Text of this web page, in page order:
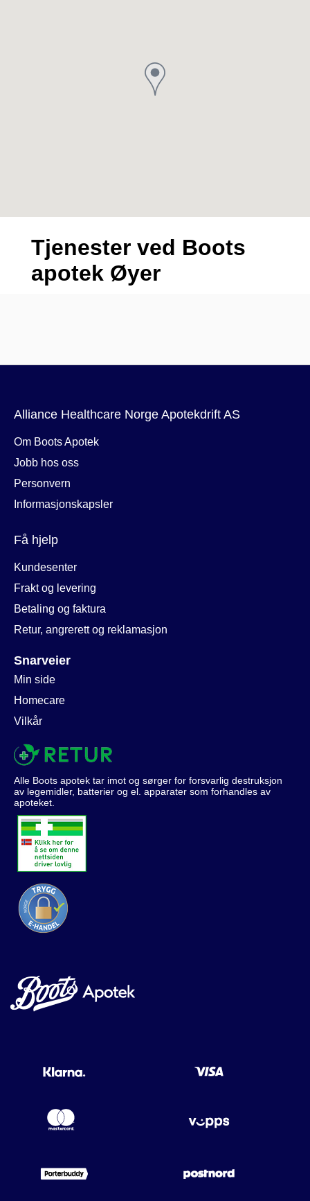
Alliance Healthcare Norge Apotekdrift AS
Om Boots Apotek
Jobb hos oss
Personvern
Informasjonskapsler
Få hjelp
Kundesenter
Frakt og levering
Betaling og faktura
Retur, angrerett og reklamasjon
Snarveier
Min side
Homecare
Vilkår
Alle Boots apotek tar imot og sørger for forsvarlig destruksjon
av legemidler, batterier og el. apparater som forhandles av
apoteket.